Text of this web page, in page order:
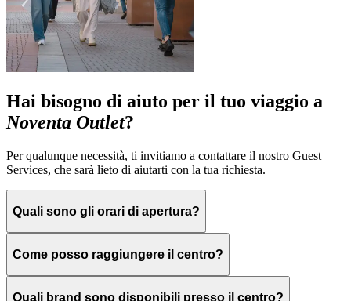
Hai bisogno di aiuto per il tuo viaggio a
Noventa Outlet?
Per qualunque necessità, ti invitiamo a contattare il nostro Guest
Services, che sarà lieto di aiutarti con la tua richiesta.
Quali sono gli orari di apertura?
Come posso raggiungere il centro?
Quali brand sono disponibili presso il centro?